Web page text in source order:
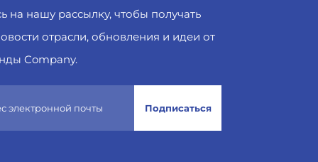
на нашу рассылку, чтобы получать
отрасли, обновления и идеи от
Company.
Подписаться